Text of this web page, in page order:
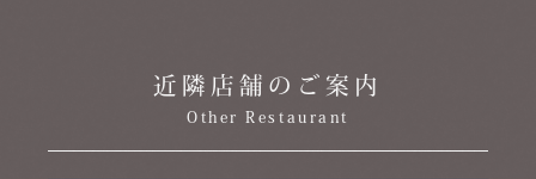
近隣店舗のご案内
Other Restaurant